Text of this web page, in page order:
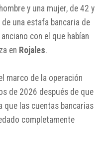
y una mujer, de 42 y
una estafa bancaria de
con el que habían
en Rojales.
marco de la operación
de 2026 después de que
que las cuentas bancarias
completamente